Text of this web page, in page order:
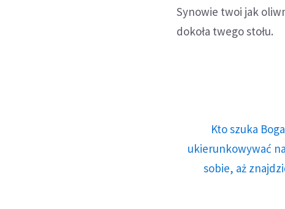
Synowie twoi jak
dokoła twego stołu.
Kto szuka
ukierunkowywać
sobie, aż